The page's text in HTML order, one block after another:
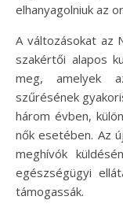
elhanyagolniuk az
A változásokat az
szakértői alapos
meg, amelyek
szűrésének
három évben,
nők esetében. Az
meghívók
egészségügyi
támogassák.